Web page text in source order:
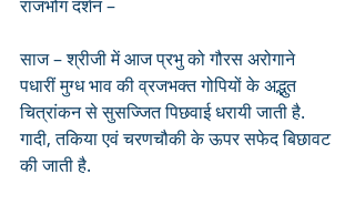
राजभोग दर्शन –
साज – श्रीजी में आज प्रभु को गौरस अरोगाने
पधारीं मुग्ध भाव की व्रजभक्त गोपियों के अद्भुत
चित्रांकन से सुसज्जित पिछवाई धरायी जाती है.
गादी, तकिया एवं चरणचौकी के ऊपर सफेद बिछावट
की जाती है.